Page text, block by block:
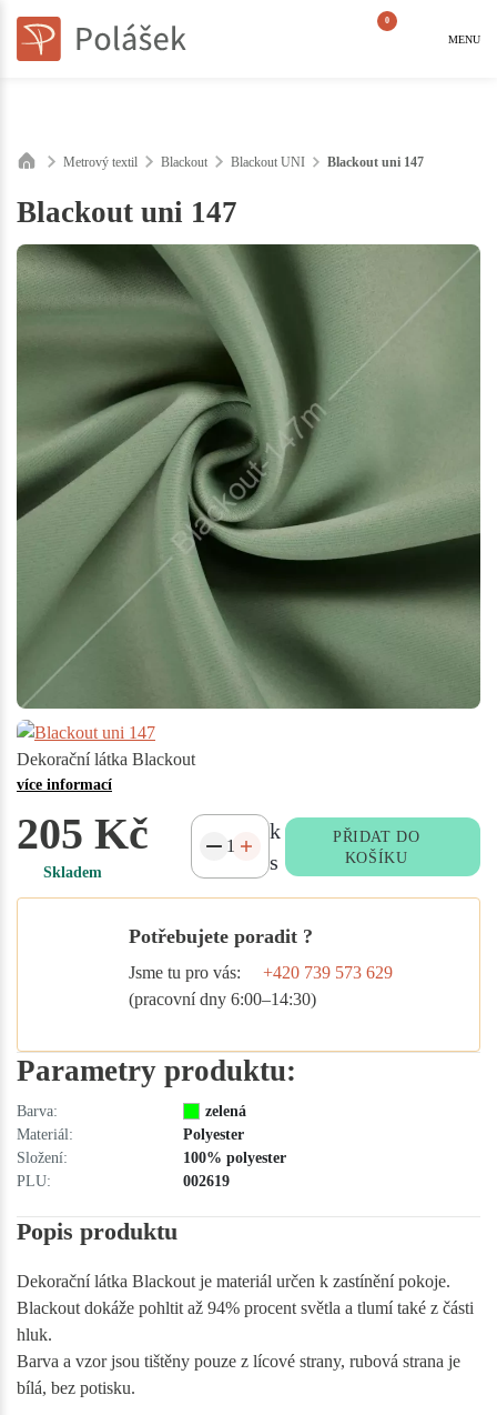
0
MENU
Metrový textil Blackout Blackout UNI Blackout uni 147
Blackout uni 147
Dekorační látka Blackout
více informací
205 Kč
Skladem
k
s
PŘIDAT DO
KOŠÍKU
Potřebujete poradit ?
Jsme tu pro vás:
+420 739 573 629
(pracovní dny 6:00–14:30)
Parametry produktu:
Barva:
zelená
Materiál:
Polyester
Složení:
100% polyester
PLU:
002619
Popis produktu
Dekorační látka Blackout je materiál určen k zastínění pokoje.
Blackout dokáže pohltit až 94% procent světla a tlumí také z části
hluk.
Barva a vzor jsou tištěny pouze z lícové strany, rubová strana je
bílá, bez potisku.